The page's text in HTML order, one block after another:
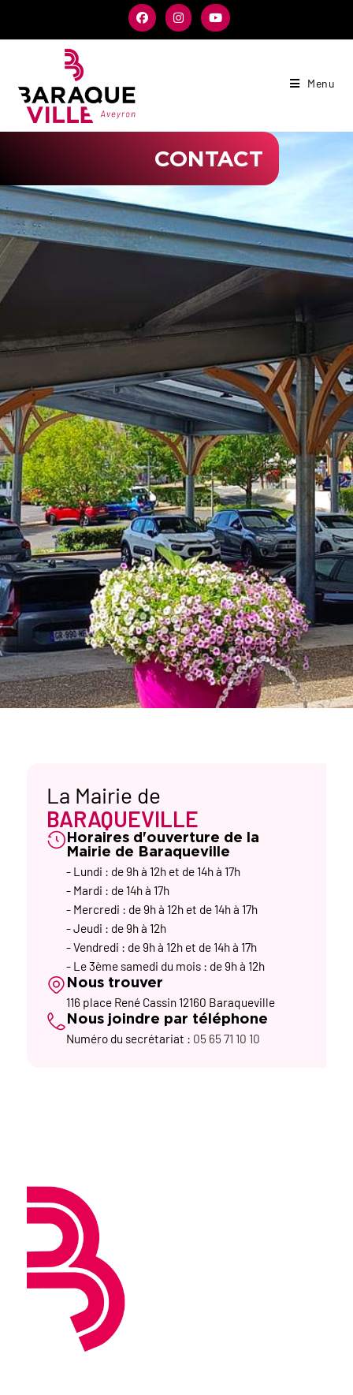
Menu
CONTACT
La Mairie de
BARAQUEVILLE
Horaires d'ouverture de la
Mairie de Baraqueville
- Lundi : de 9h à 12h et de 14h à 17h
- Mardi : de 14h à 17h
- Mercredi : de 9h à 12h et de 14h à 17h
- Jeudi : de 9h à 12h
- Vendredi : de 9h à 12h et de 14h à 17h
- Le 3ème samedi du mois : de 9h à 12h
Nous trouver
116 place René Cassin 12160 Baraqueville
Nous joindre par téléphone
Numéro du secrétariat : 05 65 71 10 10